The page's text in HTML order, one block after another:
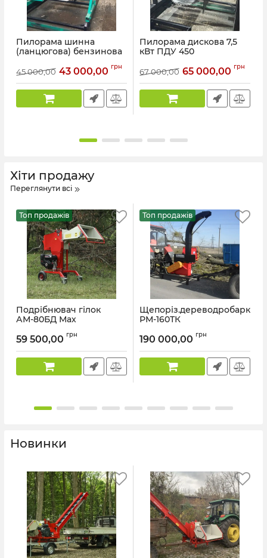
Пилорама шинна
(ланцюгова) бензинова
45 000,00 43 000,00 грн
Пилорама дискова 7,5
кВт ПДУ 450
67 000,00 65 000,00 грн
Хіти продажу
Переглянути всі
Топ продажів
Подрібнювач гілок
АМ-80БД Мах
59 500,00 грн
Топ продажів
Щепоріз.дереводробарка
РМ-160ТК
190 000,00 грн
Новинки